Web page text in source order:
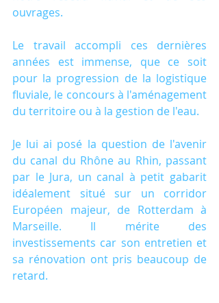
ouvrages.
Le travail accompli ces dernières
années est immense, que ce soit
pour la progression de la logistique
fluviale, le concours à l'aménagement
du territoire ou à la gestion de l'eau.
Je lui ai posé la question de l'avenir
du canal du Rhône au Rhin, passant
par le Jura, un canal à petit gabarit
idéalement situé sur un corridor
Européen majeur, de Rotterdam à
Marseille. Il mérite des
investissements car son entretien et
sa rénovation ont pris beaucoup de
retard.